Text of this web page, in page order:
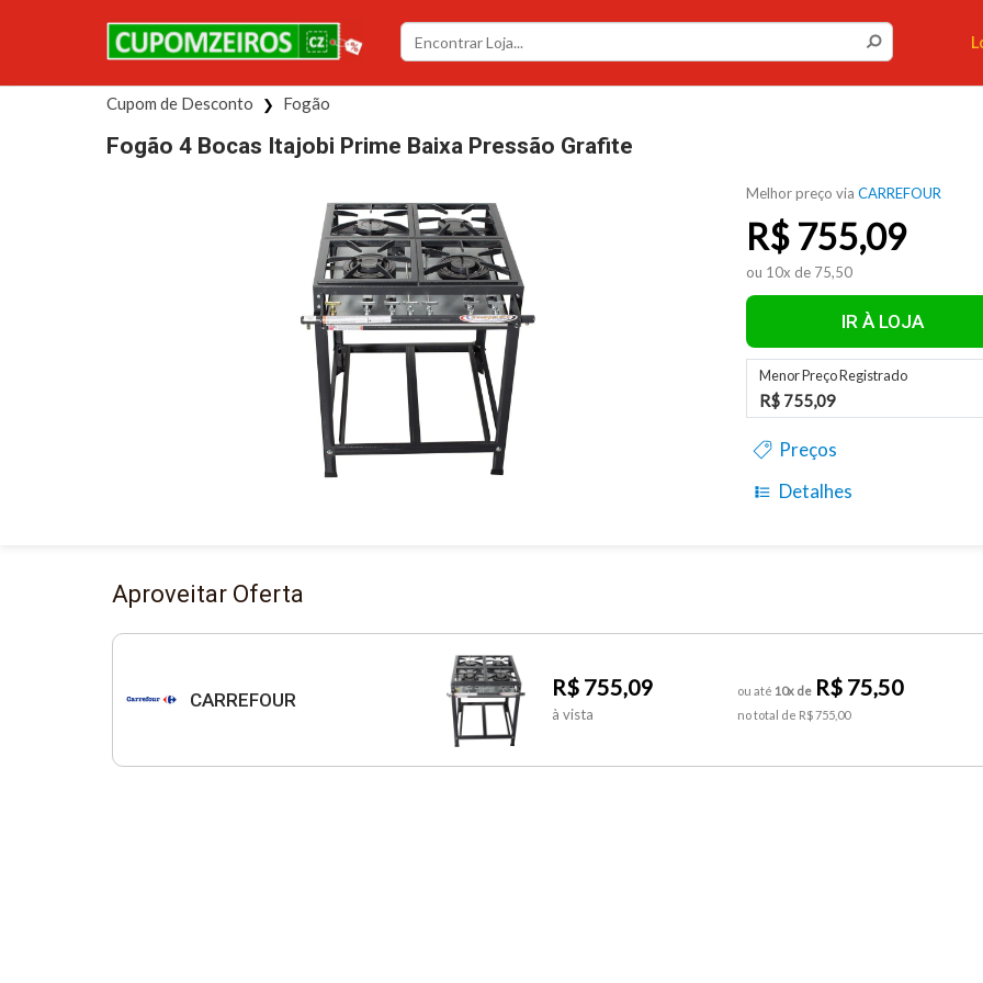
Cupom de Desconto Fogão
Fogão 4 Bocas Itajobi Prime Baixa Pressão Grafite
Melhor preço via CARREFOUR
R$755,09
ou 10x de 75,50
IR À LOJA
Menor Preço Registrado
R$ 755,09
Preços
Detalhes
Aproveitar Oferta
CARREFOUR R$ 755,09
à vista
ou até 10x de R$ 75,50
no total de R$ 755,00